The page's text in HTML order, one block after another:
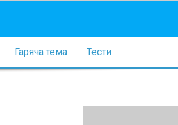
Гаряча тема Тести